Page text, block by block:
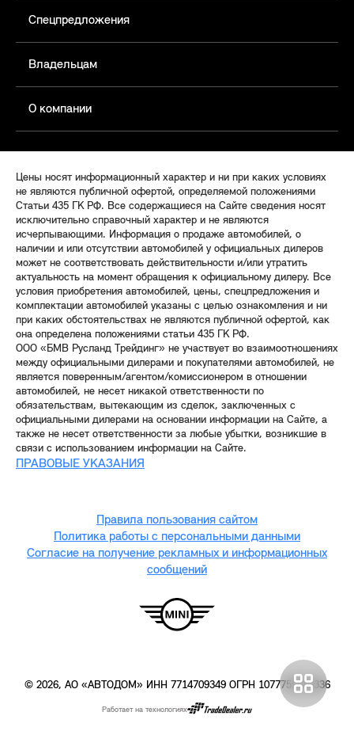
Спецпредложения
Владельцам
О компании
Цены носят информационный характер и ни при каких условиях
не являются публичной офертой, определяемой положениями
Статьи 435 ГК РФ. Все содержащиеся на Сайте сведения носят
исключительно справочный характер и не являются
исчерпывающими. Информация о продаже автомобилей, о
наличии и или отсутствии автомобилей у официальных дилеров
может не соответствовать действительности и/или утратить
актуальность на момент обращения к официальному дилеру. Все
условия приобретения автомобилей, цены, спецпредложения и
комплектации автомобилей указаны с целью ознакомления и ни
при каких обстоятельствах не являются публичной офертой, как
она определена положениями статьи 435 ГК РФ.
ООО «БМВ Русланд Трейдинг» не участвует во взаимоотношениях
между официальными дилерами и покупателями автомобилей, не
является поверенным/агентом/комиссионером в отношении
автомобилей, не несет никакой ответственности по
обязательствам, вытекающим из сделок, заключенных с
официальными дилерами на основании информации на Сайте, а
также не несет ответственности за любые убытки, возникшие в
связи с использованием информации на Сайте.
ПРАВОВЫЕ УКАЗАНИЯ
© 2026, АО «АВТОДОМ» ИНН 7714709349 ОГРН 1077759436336
Правила пользования сайтом
Политика работы с персональными данными
Согласие на получение рекламных и информационных
сообщений
Работает на технологиях